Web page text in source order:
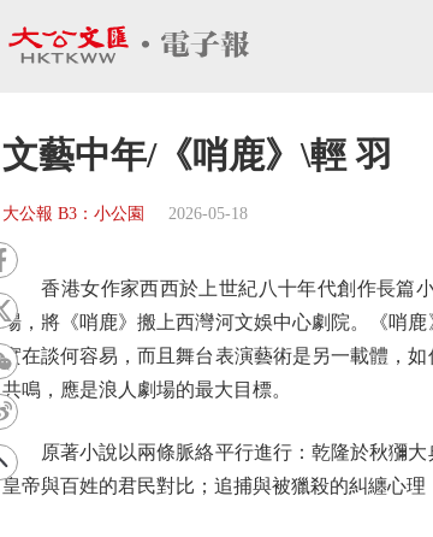
文藝中年/《哨鹿》\輕 羽
大公報 B3：小公園 2026-05-18
香港女作家西西於上世紀八十年代創作長篇小
場，將《哨鹿》搬上西灣河文娛中心劇院。《哨
實在談何容易，而且舞台表演藝術是另一載體，
共鳴，應是浪人劇場的最大目標。
原著小說以兩條脈絡平行進行：乾隆於秋獼大典
皇帝與百姓的君民對比；追捕與被獵殺的糾纏心